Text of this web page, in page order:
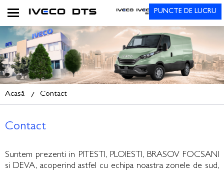
PUNCTE DE LUCRU
Acasă Contact
Contact
Suntem prezenti in PITESTI, PLOIESTI, BRASOV FOCSANI
si DEVA, acoperind astfel cu echipa noastra zonele de sud,